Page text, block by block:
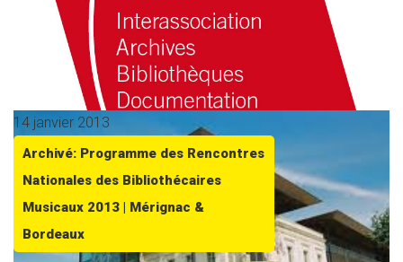
14 janvier 2013
Archivé: Programme des Rencontres
Nationales des Bibliothécaires
Musicaux 2013 | Mérignac &
Bordeaux